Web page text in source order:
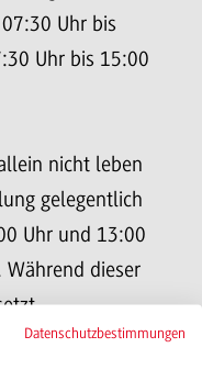
Uhr bis
Uhr bis 15:00
nicht leben
gelegentlich
Uhr und 13:00
dieser
Datenschutzbestimmungen